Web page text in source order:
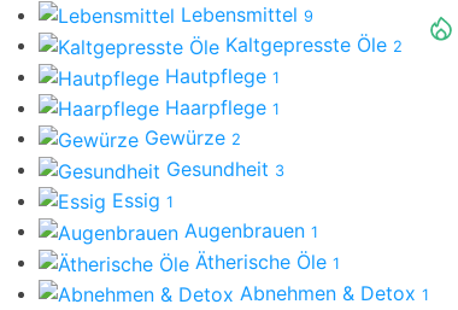
Lebensmittel 9
Kaltgepresste Öle 2
Hautpflege 1
Haarpflege 1
Gewürze 2
Gesundheit 3
Essig 1
Augenbrauen 1
Ätherische Öle 1
Abnehmen & Detox 1